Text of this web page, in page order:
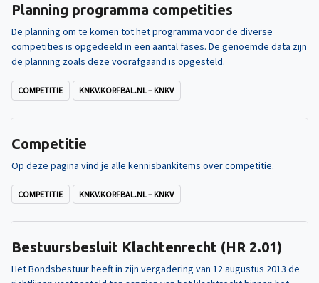
Planning programma competities
De planning om te komen tot het programma voor de diverse
competities is opgedeeld in een aantal fases. De genoemde data zijn
de planning zoals deze voorafgaand is opgesteld.
COMPETITIE KNKV.KORFBAL.NL – KNKV
Competitie
Op deze pagina vind je alle kennisbankitems over competitie.
COMPETITIE KNKV.KORFBAL.NL – KNKV
Bestuursbesluit Klachtenrecht (HR 2.01)
Het Bondsbestuur heeft in zijn vergadering van 12 augustus 2013 de